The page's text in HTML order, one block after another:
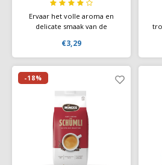
Ervaar het volle aroma en
delicate smaak van de
van de zoete en
honingachtige afdronk.
€3,29
-18%